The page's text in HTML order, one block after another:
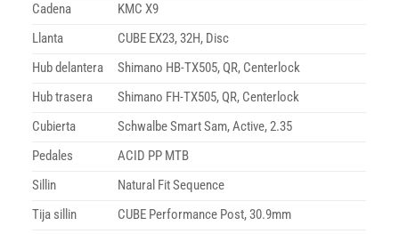
Cadena
KMC X9
Llanta
CUBE EX23, 32H, Disc
Hub delantera
Shimano HB-TX505, QR, Centerlock
Hub trasera
Shimano FH-TX505, QR, Centerlock
Cubierta
Schwalbe Smart Sam, Active, 2.35
Pedales
ACID PP MTB
Sillin
Natural Fit Sequence
Tija sillin
CUBE Performance Post, 30.9mm